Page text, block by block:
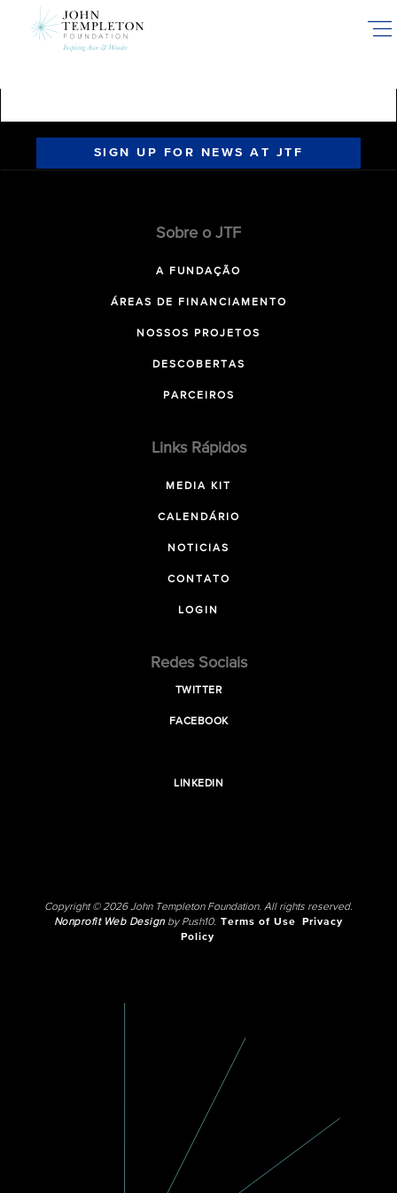
SIGN UP FOR NEWS AT JTF
Sobre o JTF
A FUNDAÇÃO
ÁREAS DE FINANCIAMENTO
NOSSOS PROJETOS
DESCOBERTAS
PARCEIROS
Links Rápidos
MEDIA KIT
CALENDÁRIO
NOTICIAS
CONTATO
LOGIN
Redes Sociais
TWITTER
FACEBOOK
LINKEDIN
Copyright © 2026 John Templeton Foundation. All rights reserved.
Nonprofit Web Designby Push10. Terms of Use
Privacy
Policy